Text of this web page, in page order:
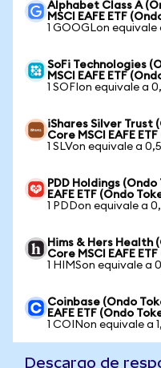
Alphabet Class A
MSCI EAFE ETF
1 GOOGLon equivale
SoFi Technologies
MSCI EAFE ETF
1 SOFIon equivale a
iShares Silver Trust
Core MSCI EAFE
1 SLVon equivale a
PDD Holdings
EAFE ETF (Ondo
1 PDDon equivale a
Hims & Hers Health
Core MSCI EAFE
1 HIMSon equivale a
Coinbase (Ondo
EAFE ETF (Ondo
1 COINon equivale a
Descargo de